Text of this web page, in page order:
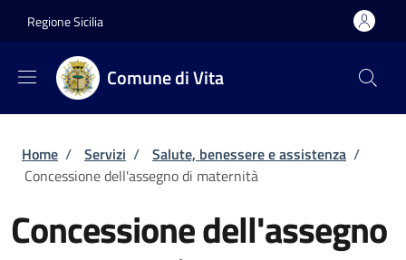
Regione Sicilia
Comune di Vita
Briciole di pane
Home / Servizi / Salute, benessere e assistenza /
Concessione dell'assegno di maternità
Concessione dell'assegno